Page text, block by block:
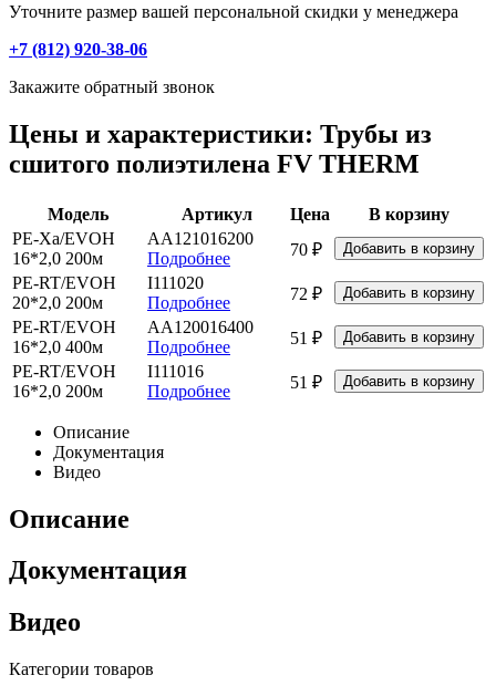
Уточните размер вашей персональной скидки у менеджера
+7 (812) 920-38-06
Закажите обратный звонок
Цены и характеристики: Трубы из
сшитого полиэтилена FV THERM
Модель Артикул Цена
В корзину
PE-Xa/EVOH
16*2,0 200м
AA121016200
Подробнее
70 ₽
PE-RT/EVOH
20*2,0 200м
I111020
Подробнее
72 ₽
PE-RT/EVOH
16*2,0 400м
AA120016400
Подробнее
51 ₽
PE-RT/EVOH
16*2,0 200м
I111016
Подробнее
51 ₽
Описание
Документация
Видео
Описание
Документация
Видео
Категории товаров